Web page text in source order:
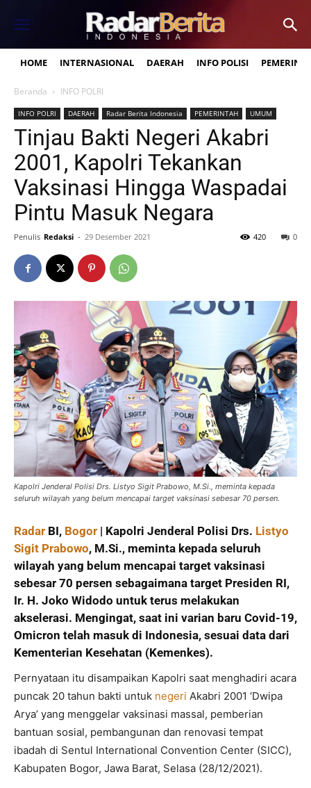
HOME INTERNASIONAL DAERAH INFO POLISI
Beranda INFO POLRI
INFO POLRI DAERAH Radar Berita Indonesia PEMERINTAH UMUM
Tinjau Bakti Negeri Akabri
2001, Kapolri Tekankan
Vaksinasi Hingga Waspadai
Pintu Masuk Negara
Penulis Redaksi - 29 Desember 2021 0
420
Kapolri Jenderal Polisi Drs. Listyo Sigit Prabowo, M.Si., meminta kepada
seluruh wilayah yang belum mencapai target vaksinasi sebesar 70 persen.
Radar BI, Bogor | Kapolri Jenderal Polisi Drs. Listyo
Sigit Prabowo, M.Si., meminta kepada seluruh
wilayah yang belum mencapai target vaksinasi
sebesar 70 persen sebagaimana target Presiden RI,
Ir. H. Joko Widodo untuk terus melakukan
akselerasi. Mengingat, saat ini varian baru Covid-19,
Omicron telah masuk di Indonesia, sesuai data dari
Kementerian Kesehatan (Kemenkes).
Pernyataan itu disampaikan Kapolri saat menghadiri acara
puncak 20 tahun bakti untuk negeri Akabri 2001 ‘Dwipa
Arya’ yang menggelar vaksinasi massal, pemberian
bantuan sosial, pembangunan dan renovasi tempat
ibadah di Sentul International Convention Center (SICC),
Kabupaten Bogor, Jawa Barat, Selasa (28/12/2021).